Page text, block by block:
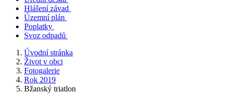
Hlášení závad
Územní plán
Poplatky
Svoz odpadů
Úvodní stránka
Život v obci
Fotogalerie
Rok 2019
Bžanský triatlon